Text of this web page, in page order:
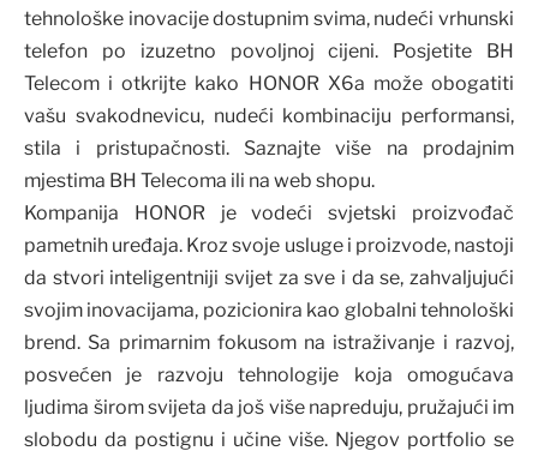
tehnološke inovacije dostupnim svima, nudeći vrhunski
telefon po izuzetno povoljnoj cijeni. Posjetite BH
Telecom i otkrijte kako HONOR X6a može obogatiti
vašu svakodnevicu, nudeći kombinaciju performansi,
stila i pristupačnosti. Saznajte više na prodajnim
mjestima BH Telecoma ili na web shopu.
Kompanija HONOR je vodeći svjetski proizvođač
pametnih uređaja. Kroz svoje usluge i proizvode, nastoji
da stvori inteligentniji svijet za sve i da se, zahvaljujući
svojim inovacijama, pozicionira kao globalni tehnološki
brend. Sa primarnim fokusom na istraživanje i razvoj,
posvećen je razvoju tehnologije koja omogućava
ljudima širom svijeta da još više napreduju, pružajući im
slobodu da postignu i učine više. Njegov portfolio se